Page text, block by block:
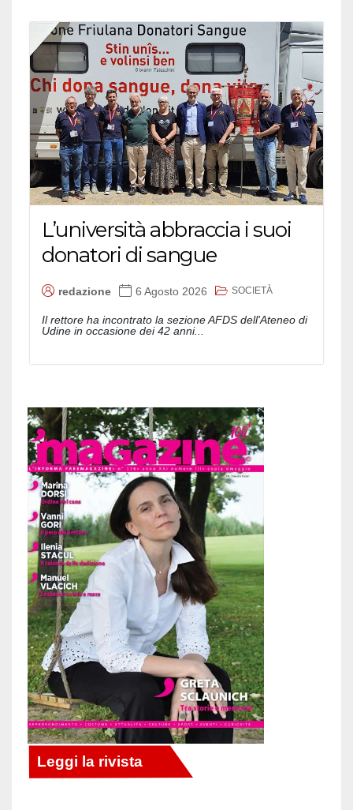
L’università abbraccia i suoi
donatori di sangue
redazione 6 Agosto 2026 SOCIETÀ
Il rettore ha incontrato la sezione AFDS dell'Ateneo di
Udine in occasione dei 42 anni...